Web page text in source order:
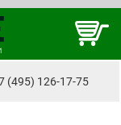
(495) 126-17-75